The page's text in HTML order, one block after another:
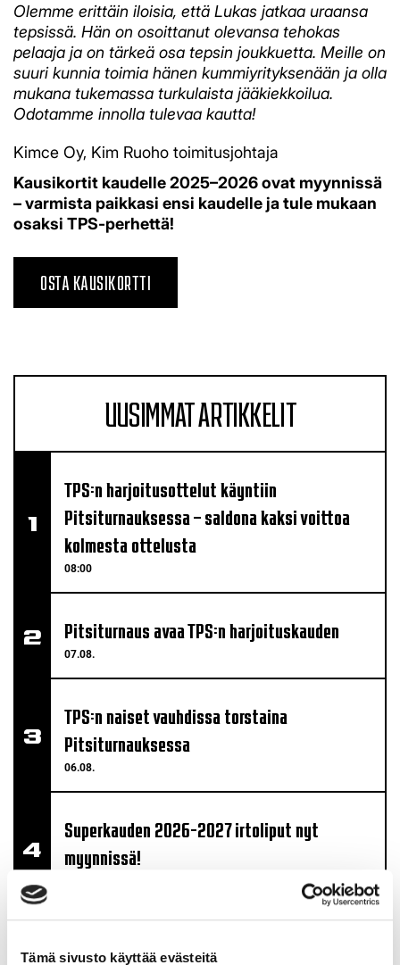
Tämä sivusto käyttää evästeitä
Olemme erittäin iloisia, että Lukas jatkaa uraansa
tepsissä. Hän on osoittanut olevansa tehokas
pelaaja ja on tärkeä osa tepsin joukkuetta. Meille on
suuri kunnia toimia hänen kummiyrityksenään ja olla
mukana tukemassa turkulaista jääkiekkoilua.
Odotamme innolla tulevaa kautta!
Kimce Oy, Kim Ruoho toimitusjohtaja
Kausikortit kaudelle 2025–2026 ovat myynnissä
– varmista paikkasi ensi kaudelle ja tule mukaan
osaksi TPS-perhettä!
OSTA KAUSIKORTTI
UUSIMMAT ARTIKKELIT
08:00
TPS:n harjoitusottelut käyntiin
Pitsiturnauksessa – saldona kaksi voittoa
kolmesta ottelusta
07.08.
Pitsiturnaus avaa TPS:n harjoituskauden
06.08.
TPS:n naiset vauhdissa torstaina
Pitsiturnauksessa
Superkauden 2026-2027 irtoliput nyt
myynnissä!